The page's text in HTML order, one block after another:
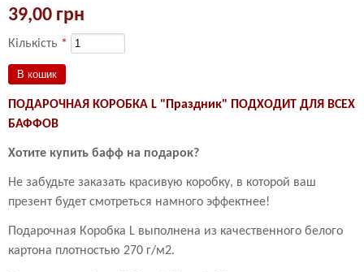
39,00 грн
Кількість *
ПОДАРОЧНАЯ КОРОБКА L "Праздник" ПОДХОДИТ ДЛЯ ВСЕХ
БАФФОВ
Хотите купить бафф на подарок?
Не забудьте заказать красивую коробку, в которой ваш
презент будет смотреться намного эффектнее!
Подарочная Коробка L выполнена из качественного белого
картона плотностью 270 г/м2.